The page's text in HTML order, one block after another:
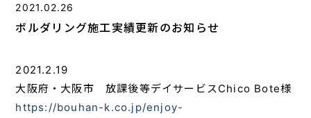
2021.02.26
ボルダリング施工実績更新のお知らせ
2021.2.19
大阪府・大阪市 放課後等デイサービスChico Bote様
https://bouhan-k.co.jp/enjoy-